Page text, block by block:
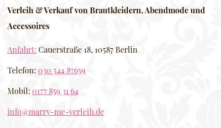
Verleih & Verkauf von Brautkleidern, Abendmode und
Accessoires
Anfahrt: Cauerstraße 18, 10587 Berlin
Telefon: 030 544 87659
Mobil: 0177 859 31 64
info@marry-me-verleih.de